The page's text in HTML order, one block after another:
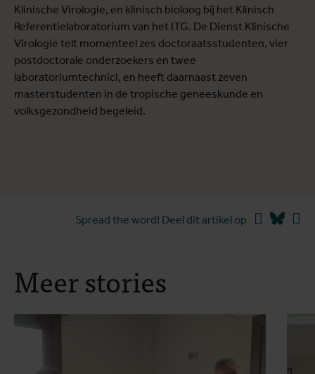
Klinische Virologie, en klinisch bioloog bij het Klinisch
Referentielaboratorium van het ITG. De Dienst Klinische
Virologie telt momenteel zes doctoraatsstudenten, vier
postdoctorale onderzoekers en twee
laboratoriumtechnici, en heeft daarnaast zeven
masterstudenten in de tropische geneeskunde en
volksgezondheid begeleid.
Spread the word! Deel dit artikel op Facebook
Meer stories